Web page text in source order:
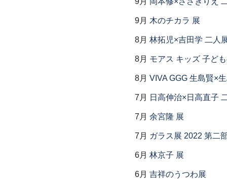
9月 木のチカラ 展
8月 林拓児×吉田学 二人
8月 モアス キッズ 子ど
8月 VIVA GGG 生島賢×
7月 日高伸治×日高直子
7月 余宮隆 展
7月 ガラス展 2022 第二
6月 林京子 展
6月 吉祥のうつわ展